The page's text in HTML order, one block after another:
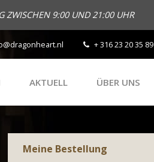
ZWISCHEN 9:00 UND 21:00 UHR
+ 316 23 20 35 89
AKTUELL ÜBER UNS
Meine Bestellung